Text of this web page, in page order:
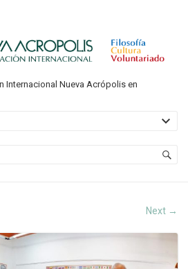
Internacional Nueva Acrópolis en
Next →